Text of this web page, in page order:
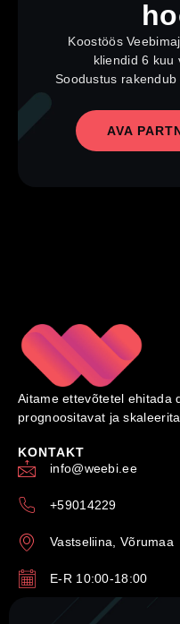
Koostöös
kliendid 6 kuu
Soodustus
AVA
Aitame ettevõtetel ehitada
prognoositavat ja
KONTAKT
info@weebi.ee
+59014229
Vastseliina, Võrumaa
E-R 10:00-18:00